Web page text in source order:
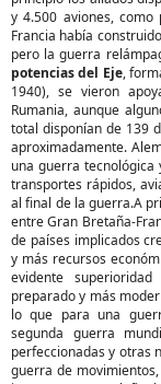
y 4.500 aviones,
Francia había
pero la guerra
potencias del Eje,
1940), se vieron
Rumania, aunque
total disponían de 139
aproximadamente.
una guerra
transportes rápidos,
al final de la guerra.A
entre Gran Bretaña-
de países implicados
y más recursos
evidente
preparado y más
lo que para una
segunda guerra
perfeccionadas y otras
guerra de